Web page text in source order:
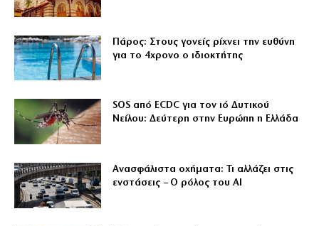
Πάρος: Στους γονείς ρίχνει την ευθύνη
για το 4χρονο ο ιδιοκτήτης
SOS από ECDC για τον ιό Δυτικού
Νείλου: Δεύτερη στην Ευρώπη η Ελλάδα
Ανασφάλιστα οχήματα: Τι αλλάζει στις
ενστάσεις – Ο ρόλος του AI